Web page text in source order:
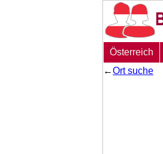
Österreich
←Ort suche